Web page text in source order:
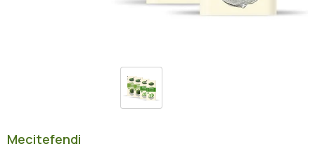
Mecitefendi